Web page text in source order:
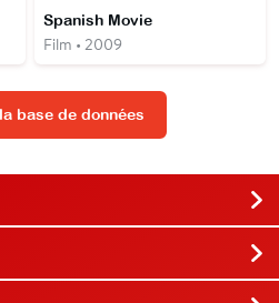
Spanish Movie
Film • 2009
base de données